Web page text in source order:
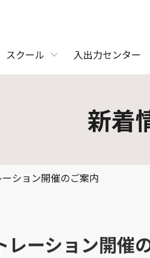
スクール 入出力センター
新着
ション開催のご案内
ーション開催